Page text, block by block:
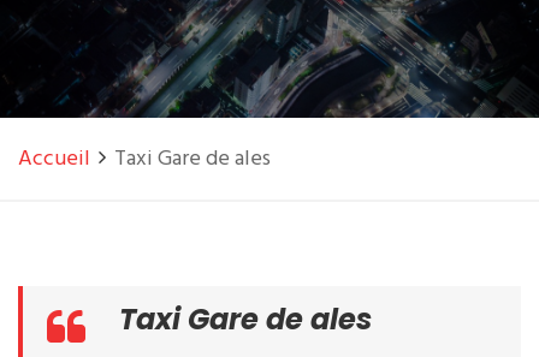
Accueil Taxi Gare de ales
Taxi Gare de ales